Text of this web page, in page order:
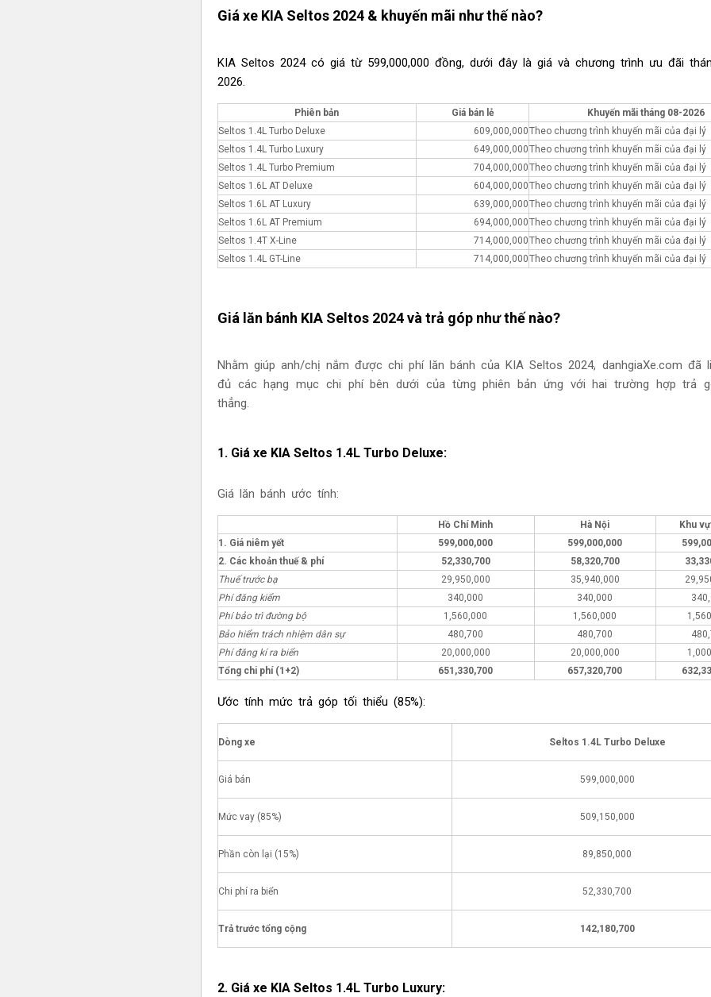
Giá xe KIA Seltos 2024 & khuyến mãi như thế nào?
KIA Seltos 2024 có giá từ 599,000,000 đồng, dưới đây là giá và chương trình ưu đãi
2026.
Phiên bản Giá bán lẻ Khuyến mãi tháng 08-2026
Seltos 1.4L Turbo Deluxe
609,000,000Theo chương trình khuyến mãi của đại lý
Seltos 1.4L Turbo Luxury
649,000,000Theo chương trình khuyến mãi của đại lý
Seltos 1.4L Turbo Premium
704,000,000Theo chương trình khuyến mãi của đại lý
Seltos 1.6L AT Deluxe
604,000,000Theo chương trình khuyến mãi của đại lý
Seltos 1.6L AT Luxury
639,000,000Theo chương trình khuyến mãi của đại lý
Seltos 1.6L AT Premium
694,000,000Theo chương trình khuyến mãi của đại lý
Seltos 1.4T X-Line
714,000,000Theo chương trình khuyến mãi của đại lý
Seltos 1.4L GT-Line
714,000,000Theo chương trình khuyến mãi của đại lý
Giá lăn bánh KIA Seltos 2024 và trả góp như thế nào?
Nhằm giúp anh/chị nắm được chi phí lăn bánh của KIA Seltos 2024, danhgiaXe.com đã
đủ các hạng mục chi phí bên dưới của từng phiên bản ứng với hai trường hợp trả
thẳng.
1. Giá xe KIA Seltos 1.4L Turbo Deluxe:
Giá lăn bánh ước tính:
Hồ Chí Minh Hà Nội
Khu
1. Giá niêm yết
599,000,000 599,000,000
2. Các khoản thuế & phí
52,330,700 58,320,700
Thuế trước bạ
29,950,000 35,940,000
Phí đăng kiểm
340,000 340,000
Phí bảo trì đường bộ
1,560,000 1,560,000
Bảo hiểm trách nhiệm dân sự
480,700 480,700
Phí đăng kí ra biển
20,000,000 20,000,000
Tổng chi phí (1+2)
651,330,700 657,320,700
Ước tính mức trả góp tối thiểu (85%):
Dòng xe Seltos 1.4L Turbo Deluxe
Giá bán 599,000,000
Mức vay (85%) 509,150,000
Phần còn lại (15%) 89,850,000
Chi phí ra biển 52,330,700
Trả trước tổng cộng 142,180,700
2. Giá xe KIA Seltos 1.4L Turbo Luxury: